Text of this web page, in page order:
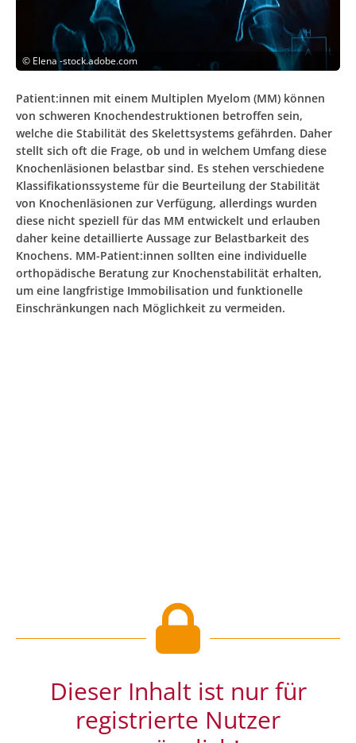
© Elena -stock.adobe.com
Patient:innen mit einem Multiplen Myelom (MM) können
von schweren Knochendestruktionen betroffen sein,
welche die Stabilität des Skelettsystems gefährden. Daher
stellt sich oft die Frage, ob und in welchem Umfang diese
Knochenläsionen belastbar sind. Es stehen verschiedene
Klassifikationssysteme für die Beurteilung der Stabilität
von Knochenläsionen zur Verfügung, allerdings wurden
diese nicht speziell für das MM entwickelt und erlauben
daher keine detaillierte Aussage zur Belastbarkeit des
Knochens. MM-Patient:innen sollten eine individuelle
orthopädische Beratung zur Knochenstabilität erhalten,
um eine langfristige Immobilisation und funktionelle
Einschränkungen nach Möglichkeit zu vermeiden.
Dieser Inhalt ist nur für
registrierte Nutzer